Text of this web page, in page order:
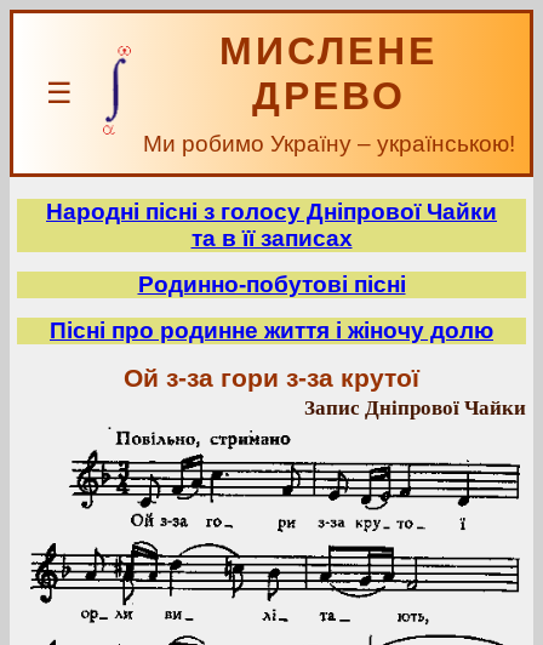
☰
МИСЛЕНЕ
ДРЕВО
Ми робимо Україну – українською!
Народні пісні з голосу Дніпрової Чайки
та в її записах
Родинно-побутові пісні
Пісні про родинне життя і жіночу долю
Ой з-за гори з-за крутої
Запис Дніпрової Чайки